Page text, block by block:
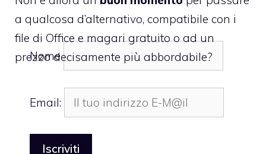
a qualcosa d’alternativo, compatibile con i
file di Office e magari gratuito o ad un
prezzo decisamente più abbordabile?
Nome
Email: